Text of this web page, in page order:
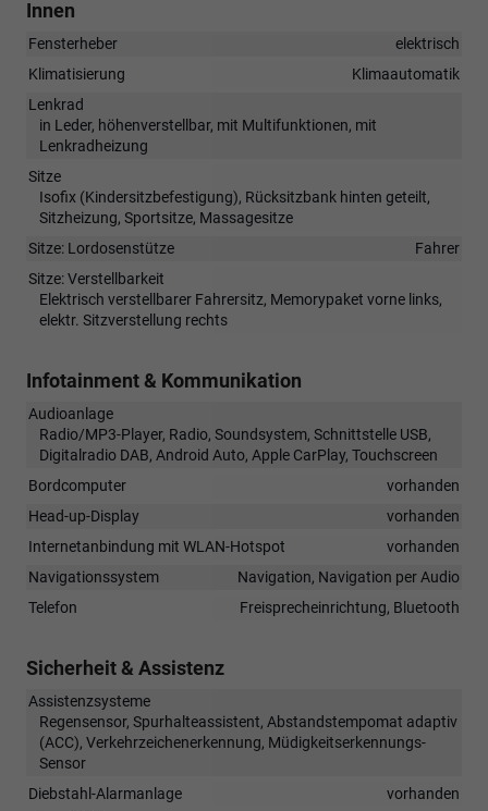
Innen
Fensterheber
elektrisch
Klimatisierung
Klimaautomatik
Lenkrad
in Leder, höhenverstellbar, mit Multifunktionen, mit
Lenkradheizung
Sitze
Isofix (Kindersitzbefestigung), Rücksitzbank hinten geteilt,
Sitzheizung, Sportsitze, Massagesitze
Sitze: Lordosenstütze
Fahrer
Sitze: Verstellbarkeit
Elektrisch verstellbarer Fahrersitz, Memorypaket vorne links,
elektr. Sitzverstellung rechts
Infotainment & Kommunikation
Audioanlage
Radio/MP3-Player, Radio, Soundsystem, Schnittstelle USB,
Digitalradio DAB, Android Auto, Apple CarPlay, Touchscreen
Bordcomputer
vorhanden
Head-up-Display
vorhanden
Internetanbindung mit WLAN-Hotspot
vorhanden
Navigationssystem
Navigation, Navigation per Audio
Telefon
Freisprecheinrichtung, Bluetooth
Sicherheit & Assistenz
Assistenzsysteme
Regensensor, Spurhalteassistent, Abstandstempomat adaptiv
(ACC), Verkehrzeichenerkennung, Müdigkeitserkennungs-
Sensor
Diebstahl-Alarmanlage
vorhanden